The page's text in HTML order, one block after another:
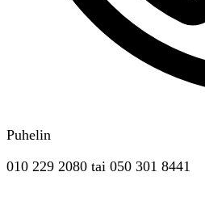
Puhelin
010 229 2080 tai 050 301 8441